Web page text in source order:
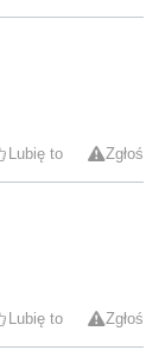
Lubię to Zgłoś
Lubię to Zgłoś